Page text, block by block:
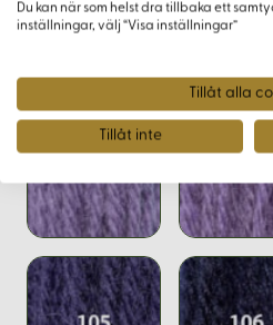
Du kan när som helst dra tillbaka ett
inställningar, välj “Visa inställningar”
Tillåt alla
Tillåt inte